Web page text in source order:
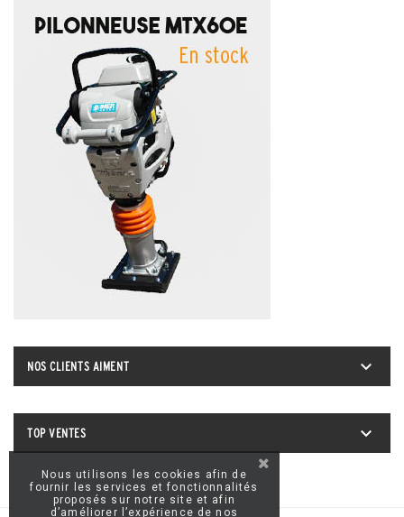
NOS CLIENTS AIMENT 
TOP VENTES 
Nous utilisons les cookies afin de
fournir les services et fonctionnalités
proposés sur notre site et afin
d’améliorer l’expérience de nos